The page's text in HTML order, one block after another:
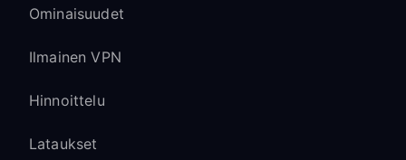
Ominaisuudet
Ilmainen VPN
Hinnoittelu
Lataukset